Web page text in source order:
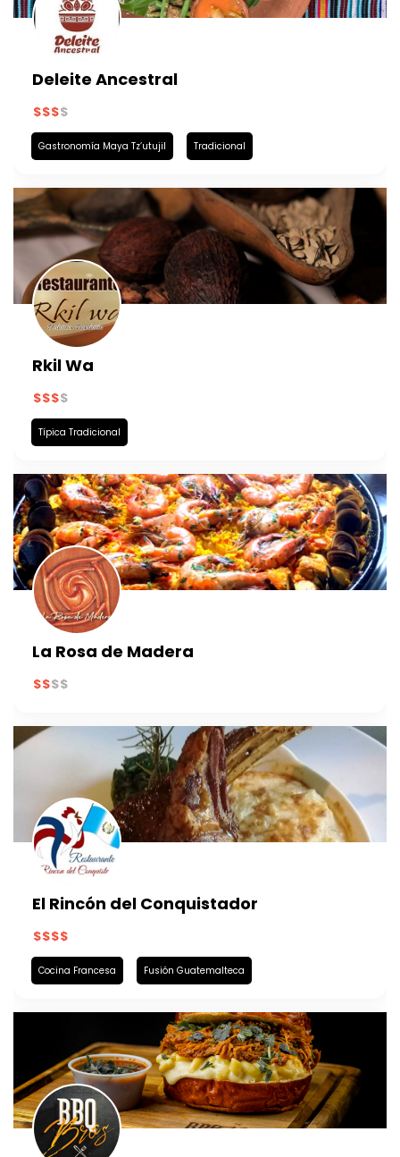
Deleite Ancestral
Gastronomía Maya Tz’utujil Tradicional
Rkil Wa
Típica Tradicional
La Rosa de Madera
El Rincón del Conquistador
Cocina Francesa Fusión Guatemalteca